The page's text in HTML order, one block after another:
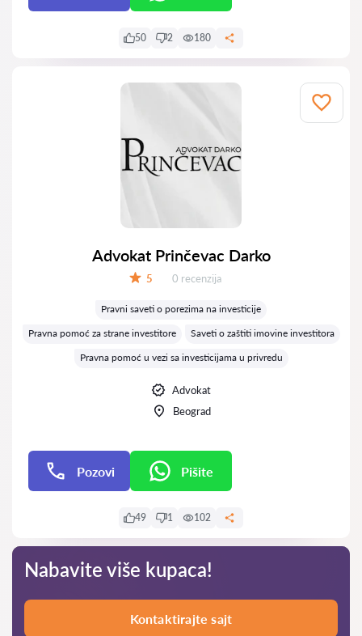
50 2 180
Advokat Prinčevac Darko
5 Recenzija:
0 recenzija
Pravni saveti o porezima na investicije
Pravna pomoć za strane investitore
Saveti o zaštiti imovine investitora
Pravna pomoć u vezi sa investicijama u privredu
Advokat
Beograd
Pozovi Pišite
49 1 102
Nabavite više kupaca!
Kontaktirajte sajt